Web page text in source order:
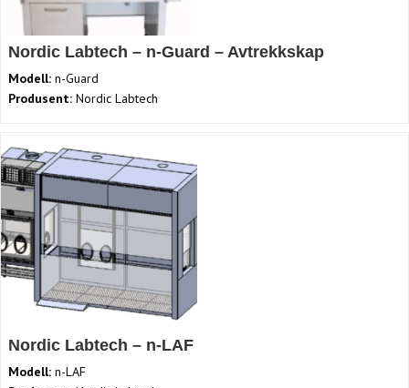
Nordic Labtech – n-Guard – Avtrekkskap
Modell: n-Guard
Produsent: Nordic Labtech
Nordic Labtech – n-LAF
Modell: n-LAF